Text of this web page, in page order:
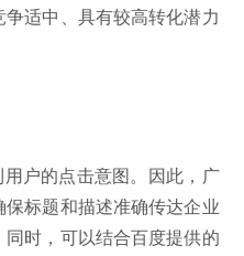
适中、具有较高转化潜力
户的点击意图。因此，广
标题和描述准确传达企业
时，可以结合百度提供的